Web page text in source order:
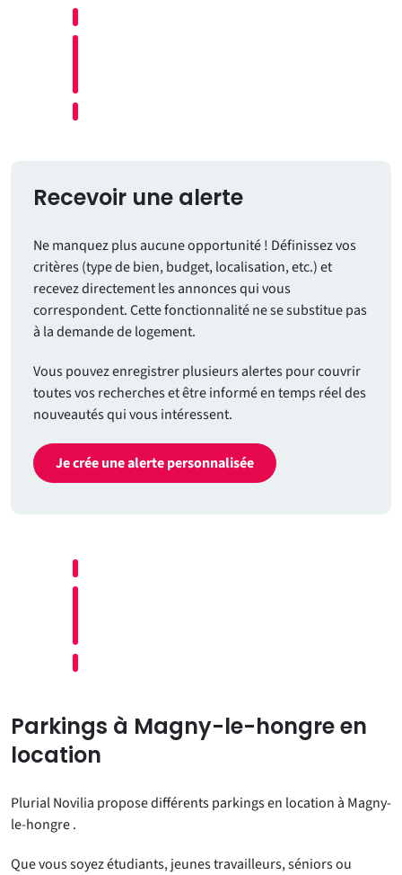
Recevoir une alerte
Ne manquez plus aucune opportunité ! Définissez vos
critères (type de bien, budget, localisation, etc.) et
recevez directement les annonces qui vous
correspondent. Cette fonctionnalité ne se substitue pas
à la demande de logement.
Vous pouvez enregistrer plusieurs alertes pour couvrir
toutes vos recherches et être informé en temps réel des
nouveautés qui vous intéressent.
Je crée une alerte personnalisée
Parkings à Magny-le-hongre en
location
Plurial Novilia propose différents parkings en location à Magny-
le-hongre .
Que vous soyez étudiants, jeunes travailleurs, séniors ou